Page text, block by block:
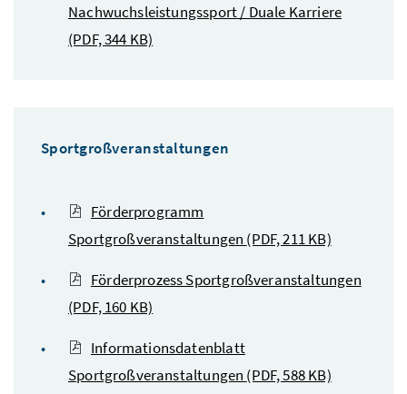
Nachwuchsleistungssport / Duale Karriere
(PDF, 344 KB)
Sportgroßveranstaltungen
Förderprogramm
Sportgroßveranstaltungen (PDF, 211 KB)
Förderprozess Sportgroßveranstaltungen
(PDF, 160 KB)
Informationsdatenblatt
Sportgroßveranstaltungen (PDF, 588 KB)